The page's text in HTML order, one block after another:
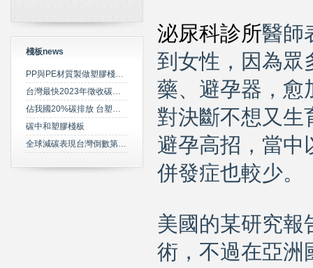
棧板news
PP與PE材質製做塑膠棧板之特性比較
台灣最快2023年徵收碳費 擬定期調升費率
佔我國20%碳排放 台塑規劃2050年達成淨零碳排
碳中和塑膠棧板
全球減碳表現台灣倒數第三 綠委年底提「氣候變遷法」草案雪恥
泌尿科診所醫師
到女性，因為眾
藥、避孕器，愈
對決斷不想又生
避孕高招，當中
併發症也較少。
美國的某研究報
術，不過在亞洲